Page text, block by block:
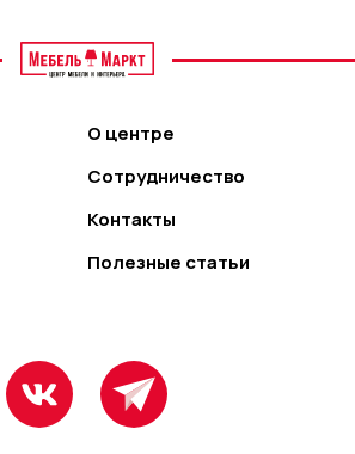
О центре
Сотрудничество
Контакты
Полезные статьи